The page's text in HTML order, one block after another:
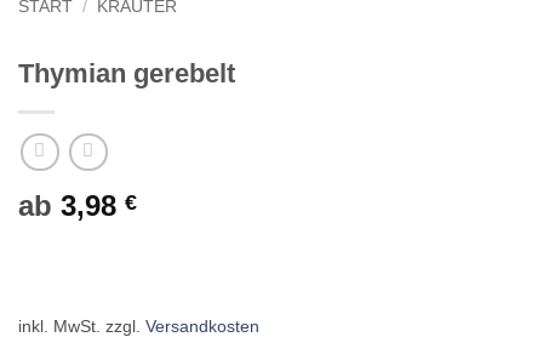
START / KRÄUTER
Thymian gerebelt
ab 3,98 €
inkl. MwSt. zzgl. Versandkosten